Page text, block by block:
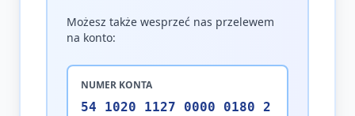
Możesz także wesprzeć nas przelewem
na konto:
NUMER KONTA
54 1020 1127 0000 0180 2